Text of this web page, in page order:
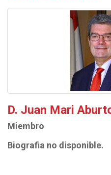
D. Juan Mari
Miembro
Biografia no disponible.